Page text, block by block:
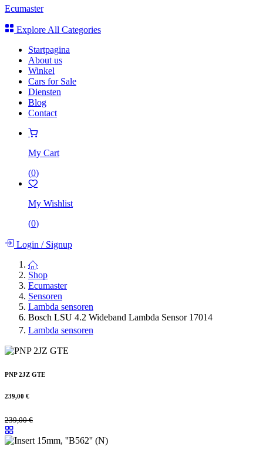
Ecumaster
Explore All Categories
Startpagina
About us
Winkel
Cars for Sale
Diensten
Blog
Contact
My Cart
(0)
My Wishlist
(0)
Login /Signup
Shop
Ecumaster
Sensoren
Lambda sensoren
Bosch LSU 4.2 Wideband Lambda Sensor 17014
Lambda sensoren
PNP 2JZ GTE
239,00 €
239,00€